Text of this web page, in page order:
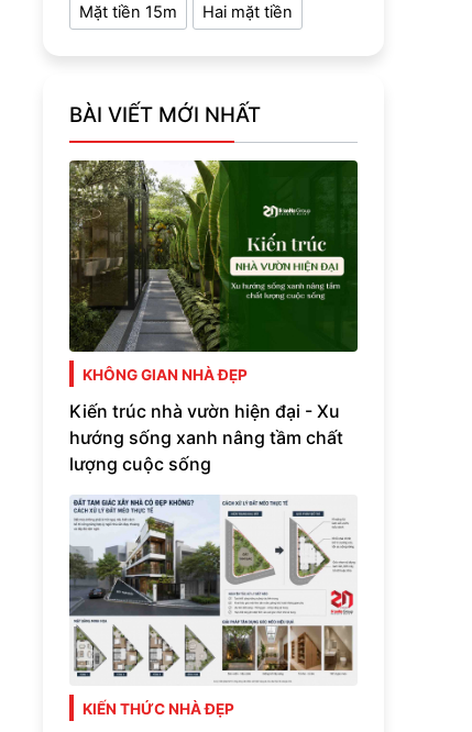
Mặt tiền 15m Hai mặt tiền
BÀI VIẾT MỚI NHẤT
KHÔNG GIAN NHÀ ĐẸP
Kiến trúc nhà vườn hiện đại - Xu
hướng sống xanh nâng tầm chất
lượng cuộc sống
KIẾN THỨC NHÀ ĐẸP